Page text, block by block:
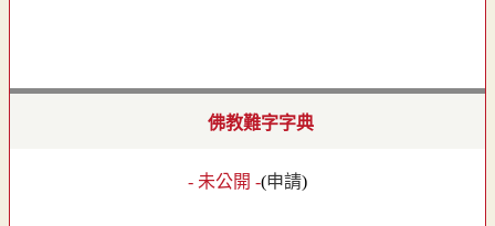
佛教難字字典
- 未公開 -(申請)